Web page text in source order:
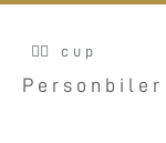
🚴‍♂️ cup
Personbiler